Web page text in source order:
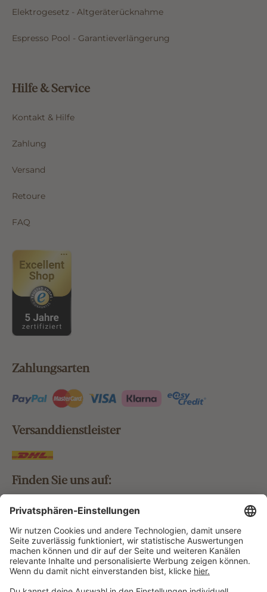
Elektrogesetz - Altgeräterücknahme
Espresso Pool - Garantieverlängerung
Hilfe & Service
Kontakt & Hilfe
Zahlung
Versand
Retoure
FAQ
Zahlungsarten
Versanddienstleister
Finden Sie uns auf:
Bestellung widerrufen
Vertrag widerrufen